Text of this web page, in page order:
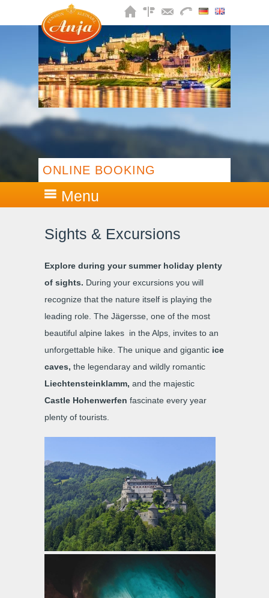
ONLINE BOOKING
Menu
Sights & Excursions
Explore during your summer holiday plenty
of sights. During your excursions you will
recognize that the nature itself is playing the
leading role. The Jägersse, one of the most
beautiful alpine lakes in the Alps, invites to an
unforgettable hike. The unique and giganticice
caves, the legendaray and wildly romantic
Liechtensteinklamm, and the majestic
Castle Hohenwerfen fascinate every year
plenty of tourists.